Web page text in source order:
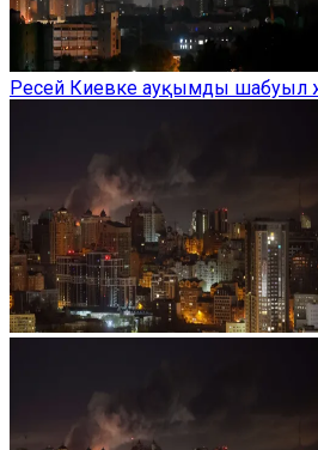
Ресей Киевке ауқымды шабуыл